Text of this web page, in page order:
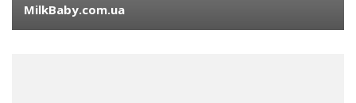
MilkBaby.com.ua